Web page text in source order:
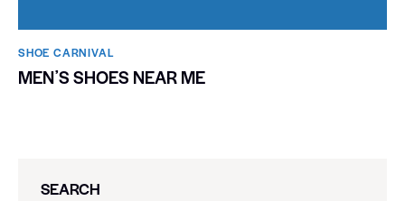
SHOE CARNIVAL​
MENʼS SHOES NEAR ME
SEARCH